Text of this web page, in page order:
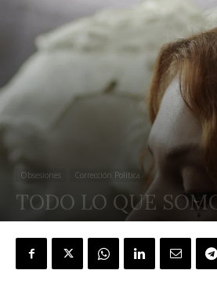
Obsesiones Corrección Política
TODO LO QUE